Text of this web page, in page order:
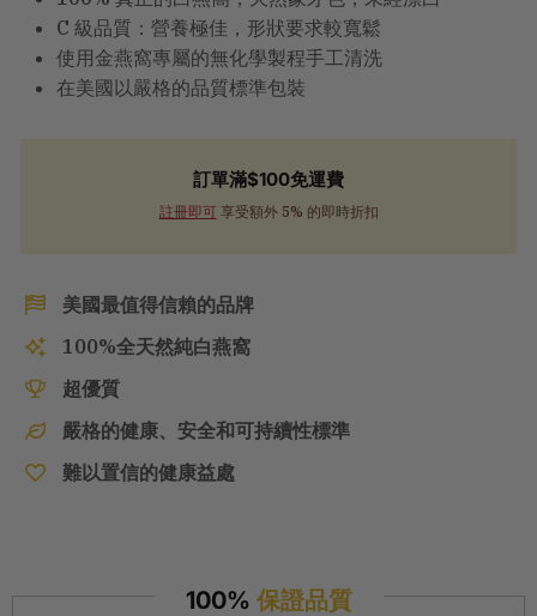
C 級品質：營養極佳，形狀要求較寬鬆
使用金燕窩專屬的無化學製程手工清洗
在美國以嚴格的品質標準包裝
訂單滿$100免運費
註冊即可享受額外 5% 的即時折扣
美國最值得信賴的品牌
100%全天然純白燕窩
超優質
嚴格的健康、安全和可持續性標準
難以置信的健康益處
100% 保證品質